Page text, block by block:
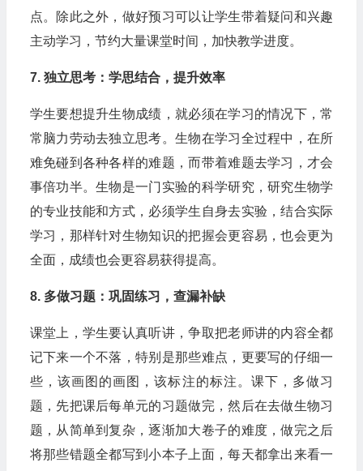
点。除此之外，做好预习可以让学生带着疑问和兴趣
主动学习，节约大量课堂时间，加快教学进度。
7. 独立思考：学思结合，提升效率
学生要想提升生物成绩，就必须在学习的情况下，常
常脑力劳动去独立思考。生物在学习全过程中，在所
难免碰到各种各样的难题，而带着难题去学习，才会
事倍功半。生物是一门实验的科学研究，研究生物学
的专业技能和方式，必须学生自身去实验，结合实际
学习，那样针对生物知识的把握会更容易，也会更为
全面，成绩也会更容易获得提高。
8. 多做习题：巩固练习，查漏补缺
课堂上，学生要认真听讲，争取把老师讲的内容全都
记下来一个不落，特别是那些难点，更要写的仔细一
些，该画图的画图，该标注的标注。课下，多做习
题，先把课后每单元的习题做完，然后在去做生物习
题，从简单到复杂，逐渐加大卷子的难度，做完之后
将那些错题全都写到小本子上面，每天都拿出来看一